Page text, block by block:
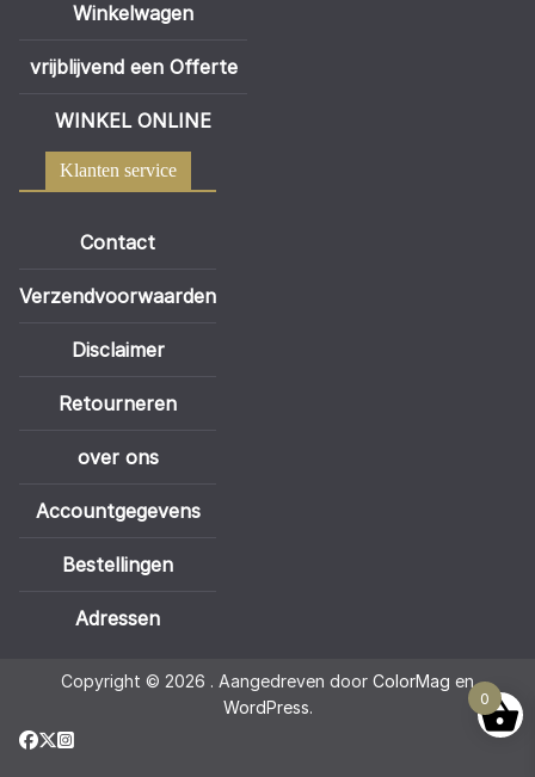
Winkelwagen
vrijblijvend een Offerte
WINKEL ONLINE
Klanten service
Contact
Verzendvoorwaarden
Disclaimer
Retourneren
over ons
Accountgegevens
Bestellingen
Adressen
Copyright © 2026 . Aangedreven door ColorMag en
WordPress. 0